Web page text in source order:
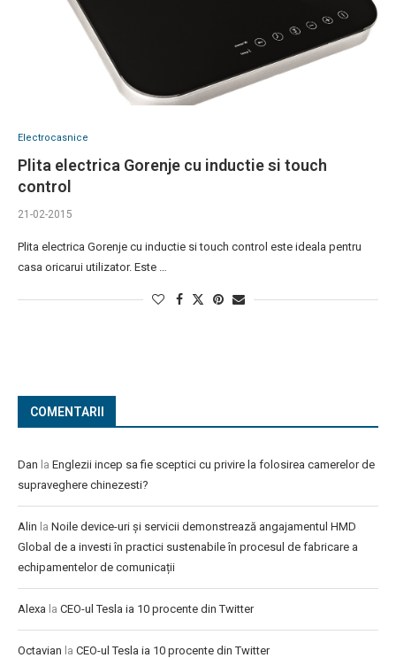
Electrocasnice
Plita electrica Gorenje cu inductie si touch
control
21-02-2015
Plita electrica Gorenje cu inductie si touch control este ideala pentru
casa oricarui utilizator. Este …
COMENTARII
Dan la Englezii incep sa fie sceptici cu privire la folosirea camerelor de
supraveghere chinezesti?
Alin la Noile device-uri și servicii demonstrează angajamentul HMD
Global de a investi în practici sustenabile în procesul de fabricare a
echipamentelor de comunicații
Alexa la CEO-ul Tesla ia 10 procente din Twitter
Octavian la CEO-ul Tesla ia 10 procente din Twitter